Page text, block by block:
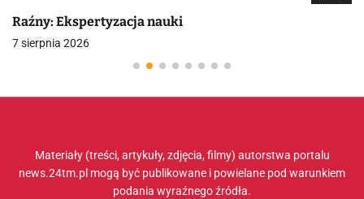
Raźny: Ekspertyzacja nauki
7 sierpnia 2026
Materiały (treści, artykuły, zdjęcia, filmy) autorstwa portalu
news.24tm.pl mogą być publikowane i powielane pod warunkiem
podania wyraźnego źródła.